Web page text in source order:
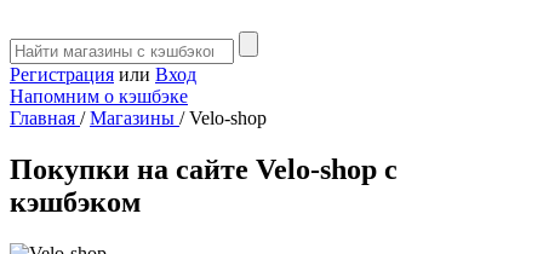
Регистрация или Вход
Напомним о кэшбэке
Главная / Магазины / Velo-shop
Покупки на сайте Velo-shop с
кэшбэком